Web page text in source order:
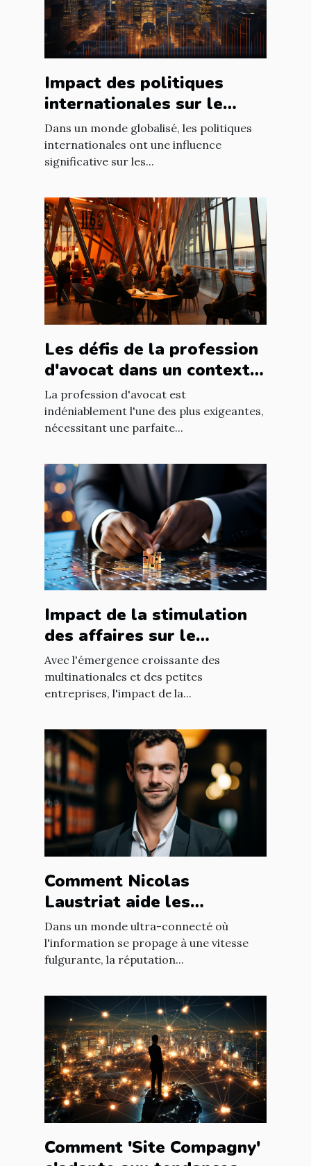
Impact des politiques
internationales sur le
marché immobilier
français
Dans un monde globalisé, les politiques
internationales ont une influence
significative sur les...
Les défis de la profession
d'avocat dans un contexte
international à Nantes
La profession d'avocat est
indéniablement l'une des plus exigeantes,
nécessitant une parfaite...
Impact de la stimulation
des affaires sur le
développement
économique mondial
Avec l'émergence croissante des
multinationales et des petites
entreprises, l'impact de la...
Comment Nicolas
Laustriat aide les
entreprises à améliorer
leur e-réputation
Dans un monde ultra-connecté où
l'information se propage à une vitesse
fulgurante, la réputation...
Comment 'Site Compagny'